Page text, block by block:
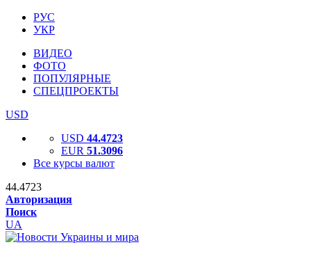
РУС
УКР
ВИДЕО
ФОТО
ПОПУЛЯРНЫЕ
СПЕЦПРОЕКТЫ
USD
USD 44.4723
EUR 51.3096
Все курсы валют
44.4723
Авторизация
Поиск
UA